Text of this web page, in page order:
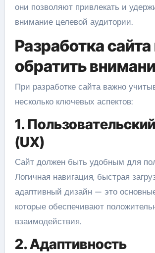
они позволяют привлекать и
внимание целевой аудитории.
Разработка сайта
обратить
При разработке сайта важно
несколько ключевых аспектов:
1.
(UX)
Сайт должен быть удобным для
Логичная навигация, быстрая
адаптивный дизайн — это
которые обеспечивают
взаимодействия.
2. Адаптивность